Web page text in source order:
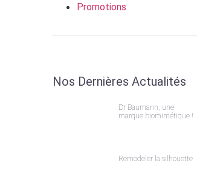
Promotions
Nos Dernières Actualités
Dr Baumann, une
marque biomimétique !
Remodeler la silhouette